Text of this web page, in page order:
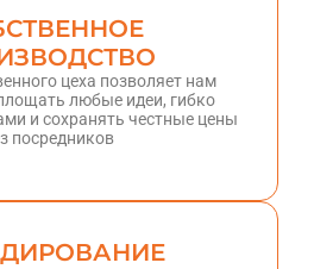
цеха позволяет нам
любые идеи, гибко
и сохранять честные цены
посредников